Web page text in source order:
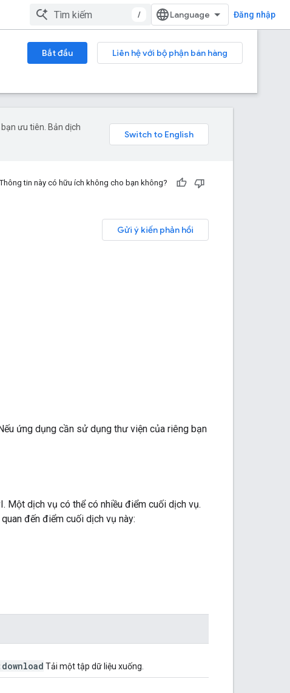
/ Đăng nhập
Bắt đầu
Liên hệ với bộ phận bán hàng
ưu tiên. Bản dịch
Thông tin này có hữu ích không cho bạn không?
Gửi ý kiến phản hồi
ứng dụng cần sử dụng thư viện của riêng bạn
Một dịch vụ có thể có nhiều điểm cuối dịch vụ.
đến điểm cuối dịch vụ này:
Tải một tập dữ liệu xuống.